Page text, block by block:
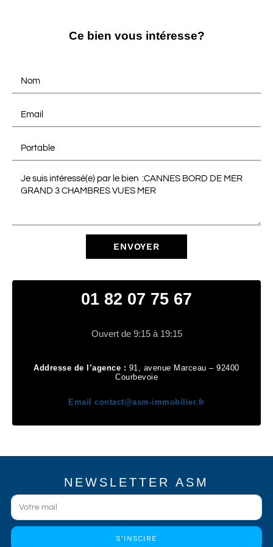
Ce bien vous intéresse?
ENVOYER
01 82 07 75 67
Ouvert de 9:15 à 19:15
Addresse de l’agence : 91, avenue Marceau – 92400
Courbevoie
Emailcontact@asm-immobilier.fr
NEWSLETTER ASM
S'INSCIRE